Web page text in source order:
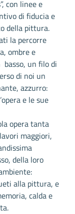
con linee e
di fiducia e
della pittura.
la percorre
ombre e
un filo di
di noi un
azzurro:
e le sue
opera tanta
maggiori,
della loro
alla pittura, e
calda e